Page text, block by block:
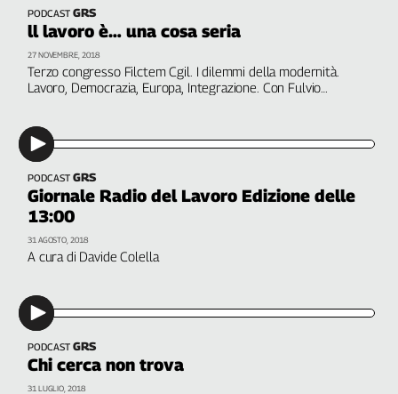
PODCAST GRS
ll lavoro è… una cosa seria
Terzo congresso Filctem Cgil. I dilemmi della modernità.
Lavoro, Democrazia, Europa, Integrazione. Con Fulvio
Sabella, Think-In
27 NOVEMBRE, 2018
PODCAST GRS
Giornale Radio del Lavoro Edizione delle
13:00
A cura di Davide Colella
31 AGOSTO, 2018
PODCAST GRS
Chi cerca non trova
31 LUGLIO, 2018